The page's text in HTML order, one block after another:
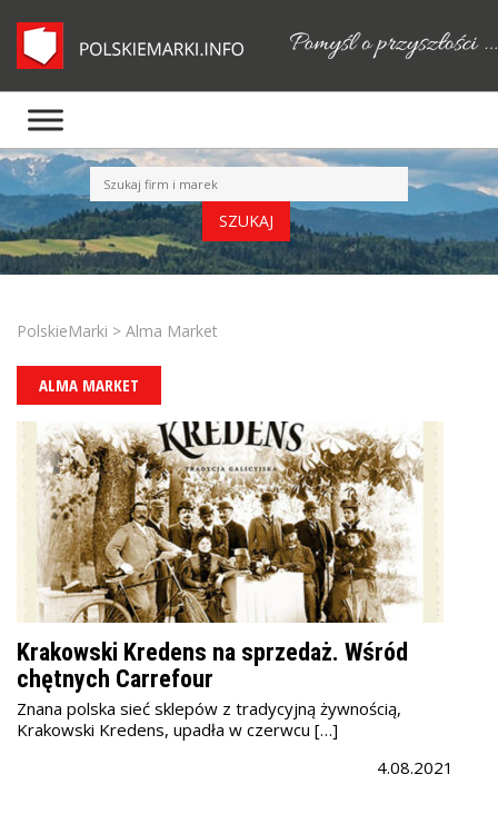
PolskieMarki > Alma Market
ALMA MARKET
Krakowski Kredens na sprzedaż. Wśród
chętnych Carrefour
Znana polska sieć sklepów z tradycyjną żywnością,
Krakowski Kredens, upadła w czerwcu […]
4.08.2021